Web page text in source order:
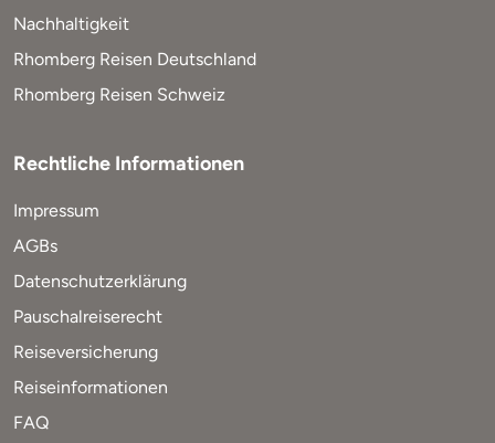
Nachhaltigkeit
Rhomberg Reisen Deutschland
Rhomberg Reisen Schweiz
Rechtliche Informationen
Impressum
AGBs
Datenschutzerklärung
Pauschalreiserecht
Reiseversicherung
Reiseinformationen
FAQ